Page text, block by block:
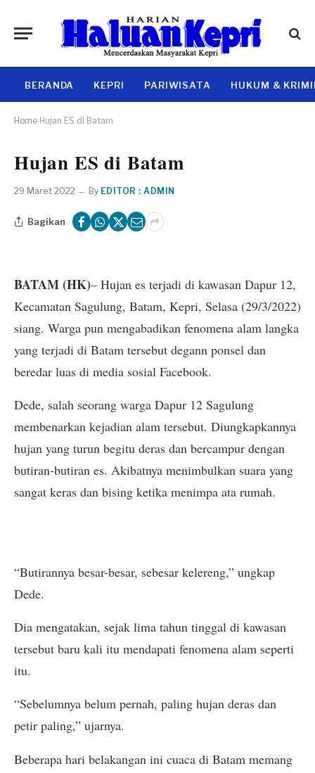
BERANDA KEPRI PARIWISATA HUKUM &
Home Hujan ES di Batam
Hujan ES di Batam
29 Maret 2022 By EDITOR : ADMIN
Bagikan
BATAM (HK)– Hujan es terjadi di kawasan Dapur 12,
Kecamatan Sagulung, Batam, Kepri, Selasa (29/3/2022)
siang. Warga pun mengabadikan fenomena alam langka
yang terjadi di Batam tersebut degann ponsel dan
beredar luas di media sosial Facebook.
Dede, salah seorang warga Dapur 12 Sagulung
membenarkan kejadian alam tersebut. Diungkapkannya
hujan yang turun begitu deras dan bercampur dengan
butiran-butiran es. Akibatnya menimbulkan suara yang
sangat keras dan bising ketika menimpa ata rumah.
“Butirannya besar-besar, sebesar kelereng,” ungkap
Dede.
Dia mengatakan, sejak lima tahun tinggal di kawasan
tersebut baru kali itu mendapati fenomena alam seperti
itu.
“Sebelumnya belum pernah, paling hujan deras dan
petir paling,” ujarnya.
Beberapa hari belakangan ini cuaca di Batam memang